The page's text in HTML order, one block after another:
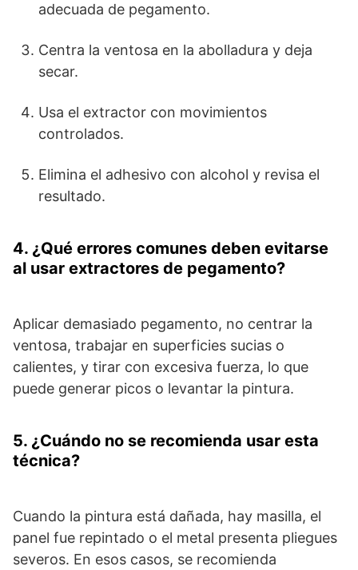
adecuada de pegamento.
Centra la ventosa en la abolladura y deja
secar.
Usa el extractor con movimientos
controlados.
Elimina el adhesivo con alcohol y revisa el
resultado.
4. ¿Qué errores comunes deben evitarse
al usar extractores de pegamento?
Aplicar demasiado pegamento, no centrar la
ventosa, trabajar en superficies sucias o
calientes, y tirar con excesiva fuerza, lo que
puede generar picos o levantar la pintura.
5. ¿Cuándo no se recomienda usar esta
técnica?
Cuando la pintura está dañada, hay masilla, el
panel fue repintado o el metal presenta pliegues
severos. En esos casos, se recomienda